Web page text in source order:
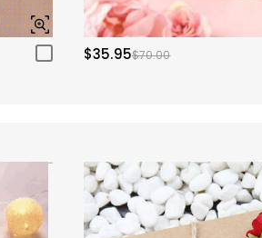
$35.95$70.00